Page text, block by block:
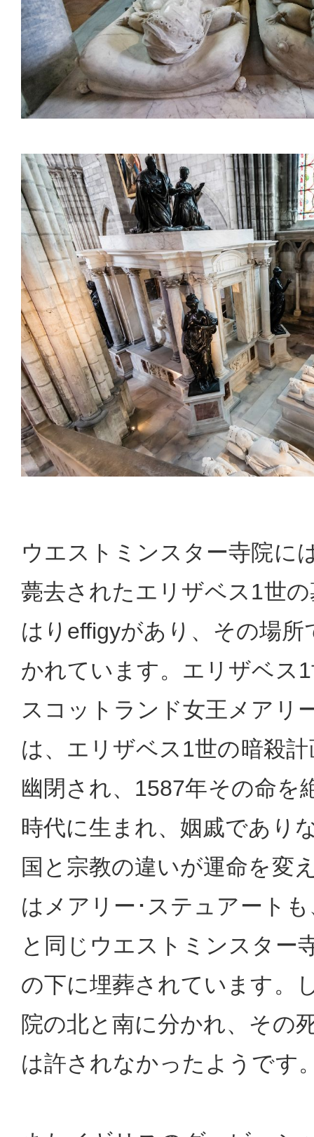
ウエストミンスター寺院に
薨去されたエリザベス1世
はりeffigyがあり、その場所
かれています。エリザベス
スコットランド女王メアリ
は、エリザベス1世の暗殺
幽閉され、1587年その命を
時代に生まれ、姻戚であり
国と宗教の違いが運命を変
はメアリー･ステュアート
と同じウエストミンスター
の下に埋葬されています。
院の北と南に分かれ、その
は許されなかったようです